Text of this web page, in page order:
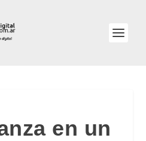
en un